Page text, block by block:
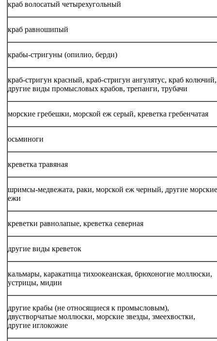
краб волосатый четырехугольный
краб равношипый
крабы-стригуны (опилио, берди)
краб-стригун красный, краб-стригун ангулятус, краб колючий,
другие виды промысловых крабов, трепанги, трубачи
морские гребешки, морской еж серый, креветка гребенчатая
осьминоги
креветка травяная
шримсы-медвежата, раки, морской еж черный, другие морские
ежи
креветки равнолапые, креветка северная
другие виды креветок
кальмары, каракатица тихоокеанская, брюхоногие моллюски,
устрицы, мидии
другие крабы (не относящиеся к промысловым),
двустворчатые моллюски, морские звезды, змеехвостки,
другие иглокожие